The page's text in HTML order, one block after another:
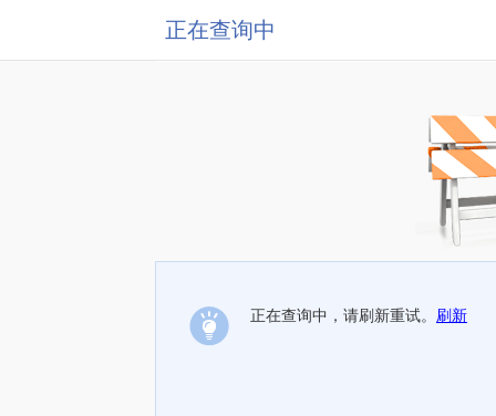
正在查询中
正在查询中，请刷新重试。 刷新